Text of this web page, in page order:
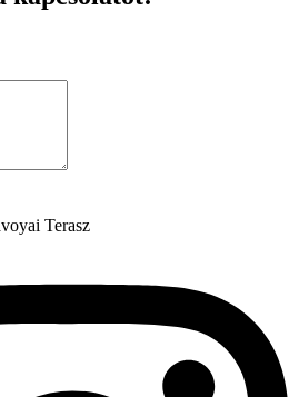
Terasz